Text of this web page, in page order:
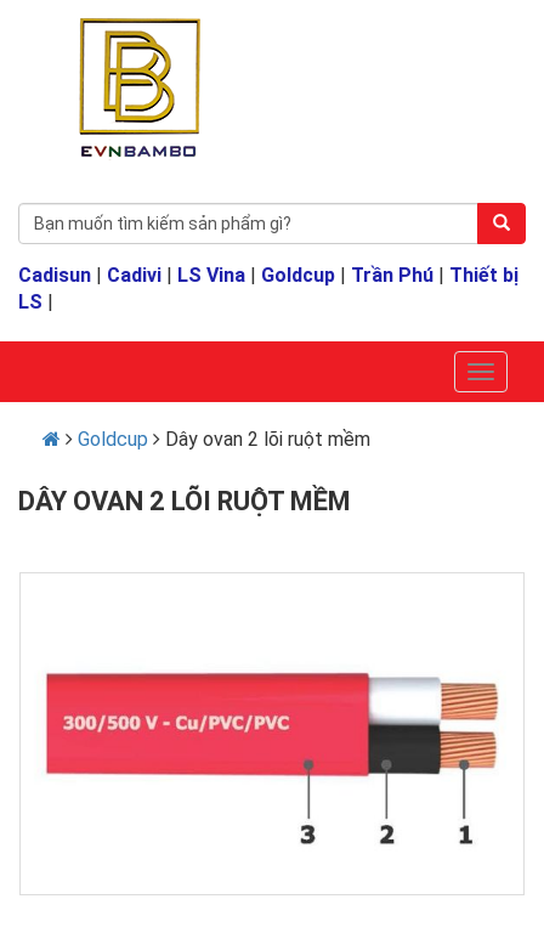
Cadisun | Cadivi | LS Vina | Goldcup | Trần Phú | Thiết bị
LS |
Goldcup Dây ovan 2 lõi ruột mềm
DÂY OVAN 2 LÕI RUỘT MỀM